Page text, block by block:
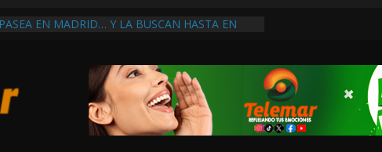
EN MADRID… Y LA BUSCAN HASTA EN
LAYDA EN UNA DE LAS CADENAS DE ARTÍCULOS
GRANDES DE EUROPA: MARCEL CARRILLO
SU PEOR MOMENTO: PAN; LA ECONOMÍA
CRECE LA INSEGURIDAD, NO HAY
CRÍTICOS SON CENSURADOS